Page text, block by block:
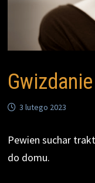
Gwizdanie
3 lutego 2023
Pewien suchar
do domu.